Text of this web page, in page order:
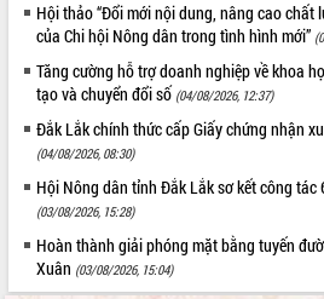
Hội thảo “Đổi mới nội dung, nâng cao chất
của Chi hội Nông dân trong tình hình mới”
Tăng cường hỗ trợ doanh nghiệp về khoa
tạo và chuyển đổi số (04/08/2026, 12:37)
Đắk Lắk chính thức cấp Giấy chứng nhận
(04/08/2026, 08:30)
Hội Nông dân tỉnh Đắk Lắk sơ kết công
(03/08/2026, 15:28)
Hoàn thành giải phóng mặt bằng tuyến
Xuân (03/08/2026, 15:04)